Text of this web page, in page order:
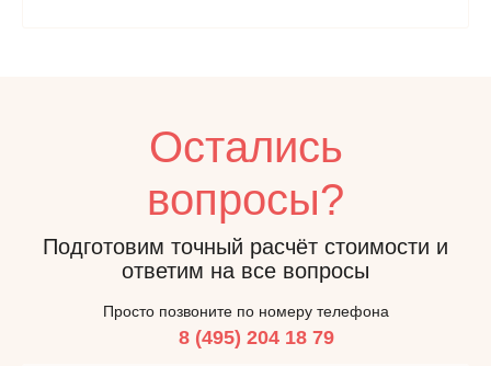
Остались
вопросы?
Подготовим точный расчёт стоимости и
ответим на все вопросы
Просто позвоните по номеру телефона
8 (495) 204 18 79